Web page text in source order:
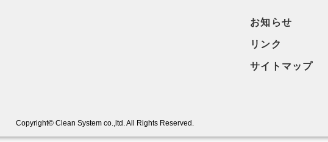
お知らせ
リンク
サイトマップ
Copyright© Clean System co.,ltd. All Rights Reserved.